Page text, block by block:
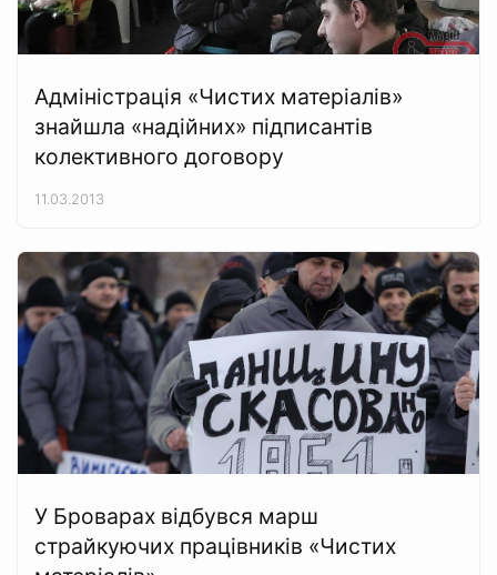
Адміністрація «Чистих матеріалів»
знайшла «надійних» підписантів
колективного договору
11.03.2013
У Броварах відбувся марш
страйкуючих працівників «Чистих